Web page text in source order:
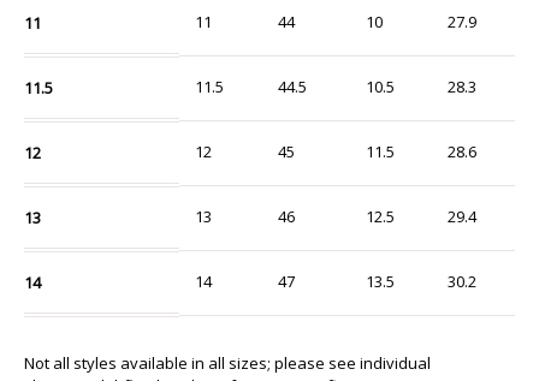
11 11 44 10 27.9
11.5 11.5 44.5 10.5 28.3
12 12 45 11.5 28.6
13 13 46 12.5 29.4
14 14 47 13.5 30.2
Not all styles available in all sizes; please see individual